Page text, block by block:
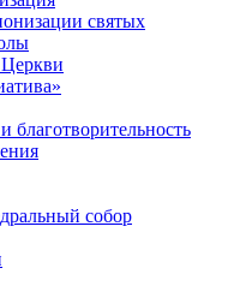
святых
благотворительность
собор